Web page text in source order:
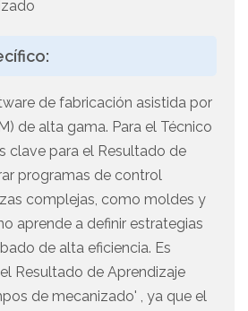
de fabricación asistida por
de alta gama. Para el Técnico
clave para el Resultado de
programas de control
complejas, como moldes y
aprende a definir estrategias
de alta eficiencia. Es
Resultado de Aprendizaje
de mecanizado' , ya que el